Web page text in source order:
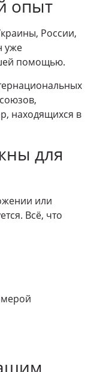
опыт
России,
уже
помощью.
находящихся в
для
или
Всё, что